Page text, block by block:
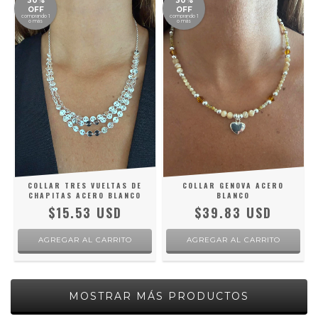
OFF
comprando 1
o más
COLLAR TRES VUELTAS DE
CHAPITAS ACERO BLANCO
$15.53 USD
OFF
comprando 1
o más
COLLAR GENOVA ACERO
BLANCO
$39.83 USD
MOSTRAR MÁS PRODUCTOS